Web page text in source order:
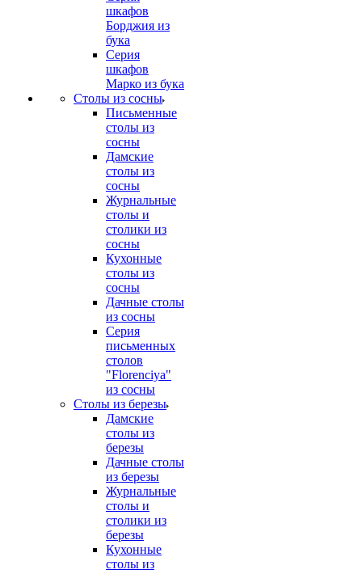
шкафов
Борджия из
бука
Серия
шкафов
Марко из бука
Столы из сосны
Письменные
столы из
сосны
Дамские
столы из
сосны
Журнальные
столы и
столики из
сосны
Кухонные
столы из
сосны
Дачные столы
из сосны
Серия
письменных
столов
"Florenciya"
из сосны
Столы из березы
Дамские
столы из
березы
Дачные столы
из березы
Журнальные
столы и
столики из
березы
Кухонные
столы из